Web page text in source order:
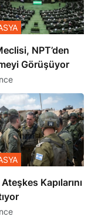
NPT’den
Görüşüyor
Kapılarını